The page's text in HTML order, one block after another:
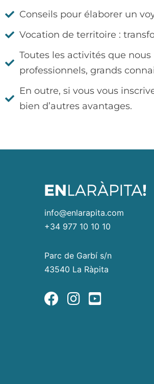
Conseils pour élaborer un
Vocation de territoire :
Toutes les activités que
professionnels, grands
En outre, si vous vous
bien d’autres avantages.
info@enlarapita.com
+34 977 10 10 10
Parc de Garbí s/n
43540 La Ràpita